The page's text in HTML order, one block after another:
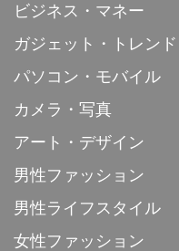
ビジネス・マネー
ガジェット・トレンド
パソコン・モバイル
カメラ・写真
アート・デザイン
男性ファッション
男性ライフスタイル
女性ファッション